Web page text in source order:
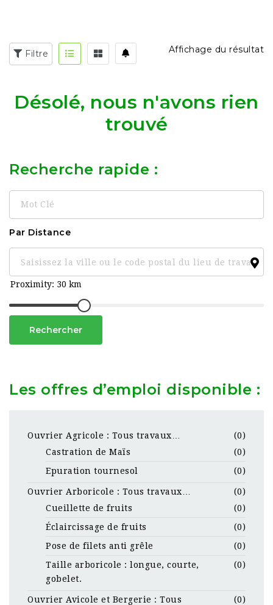
Filtre Affichage du résultat
Désolé, nous n'avons rien
trouvé
Recherche rapide :
Clé
Par Distance
Rechercher
Les offres d’emploi disponible :
Ouvrier Agricole : Tous travaux…
(0)
Castration de Maïs
(0)
Epuration tournesol
(0)
Ouvrier Arboricole : Tous travaux…
(0)
Cueillette de fruits
(0)
Éclaircissage de fruits
(0)
Pose de filets anti grêle
(0)
Taille arboricole : longue, courte,
gobelet.
(0)
Ouvrier Avicole et Bergerie : Tous
(0)